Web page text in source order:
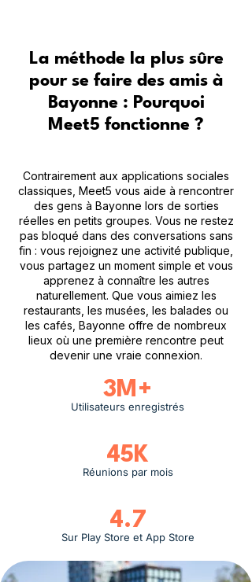
La méthode la plus sûre
pour se faire des amis à
Bayonne : Pourquoi
Meet5 fonctionne ?
Contrairement aux applications sociales
classiques, Meet5 vous aide à rencontrer
des gens à Bayonne lors de sorties
réelles en petits groupes. Vous ne restez
pas bloqué dans des conversations sans
fin : vous rejoignez une activité publique,
vous partagez un moment simple et vous
apprenez à connaître les autres
naturellement. Que vous aimiez les
restaurants, les musées, les balades ou
les cafés, Bayonne offre de nombreux
lieux où une première rencontre peut
devenir une vraie connexion.
3M+
Utilisateurs enregistrés
45K
Réunions par mois
4.7
Sur Play Store et App Store